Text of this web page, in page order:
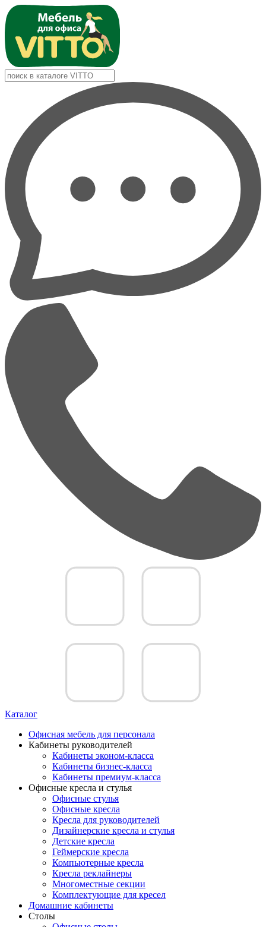
Каталог
Офисная мебель для персонала
Кабинеты руководителей
Кабинеты эконом-класса
Кабинеты бизнес-класса
Кабинеты премиум-класса
Офисные кресла и стулья
Офисные стулья
Офисные кресла
Кресла для руководителей
Дизайнерские кресла и стулья
Детские кресла
Геймерские кресла
Компьютерные кресла
Кресла реклайнеры
Многоместные секции
Комплектующие для кресел
Домашние кабинеты
Столы